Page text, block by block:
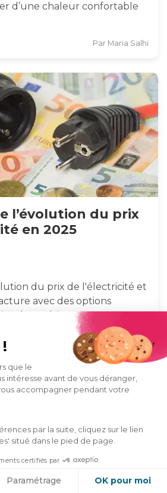
que le
intéresse avant de vous déranger,
accompagner pendant votre
par la suite, cliquez sur le lien
situé dans le pied de page.
certifiés par
Paramétrage OK pour moi
d’une chaleur confortable
Par Maria Salhi
l’évolution du prix
en 2025
du prix de l'électricité et
avec des options
énergétique et…
Par Maria Salhi